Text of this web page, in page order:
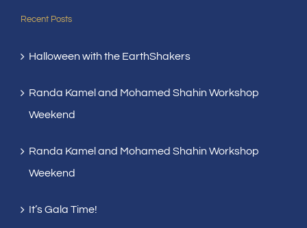
Recent Posts
Halloween with the EarthShakers
Randa Kamel and Mohamed Shahin Workshop
Weekend
Randa Kamel and Mohamed Shahin Workshop
Weekend
It’s Gala Time!